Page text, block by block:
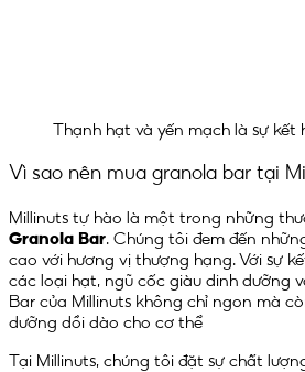
Thạnh hạt và yến mạch là sự
Vì sao nên mua granola bar tại
Millinuts tự hào là một trong những
Granola Bar . Chúng tôi đem đến
cao với hương vị thượng hạng. Với sự
các loại hạt, ngũ cốc giàu dinh dưỡng
Bar của Millinuts không chỉ ngon mà
dưỡng dồi dào cho cơ thể
Tại Millinuts, chúng tôi đặt sự chất